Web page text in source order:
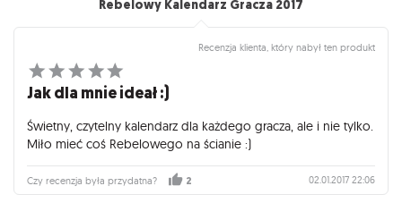
Rebelowy Kalendarz Gracza 2017
Recenzja klienta, który nabył ten produkt
Jak dla mnie ideał :)
Świetny, czytelny kalendarz dla każdego gracza, ale i nie tylko.
Miło mieć coś Rebelowego na ścianie :)
Czy recenzja była przydatna? 2 02.01.2017 22:06